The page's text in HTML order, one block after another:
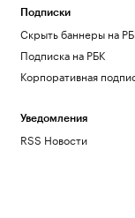
Подписки
Скрыть баннеры на
Подписка на РБК
Корпоративная
Уведомления
RSS Новости